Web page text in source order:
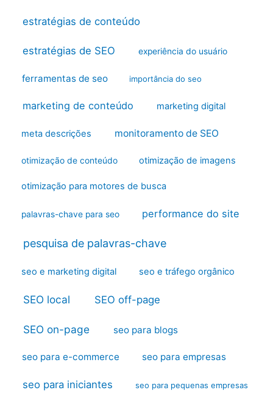
estratégias de conteúdo
estratégias de SEO experiência do usuário
ferramentas de seo importância do seo
marketing de conteúdo marketing digital
meta descrições monitoramento de SEO
otimização de conteúdo otimização de imagens
otimização para motores de busca
palavras-chave para seo performance do site
pesquisa de palavras-chave
seo e marketing digital seo e tráfego orgânico
SEO local SEO off-page
SEO on-page seo para blogs
seo para e-commerce seo para empresas
seo para iniciantes seo para pequenas empresas